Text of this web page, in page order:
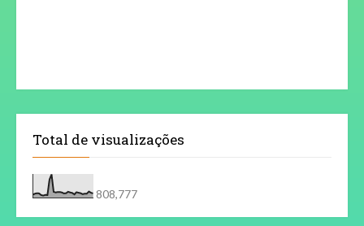
Total de visualizações
808,777